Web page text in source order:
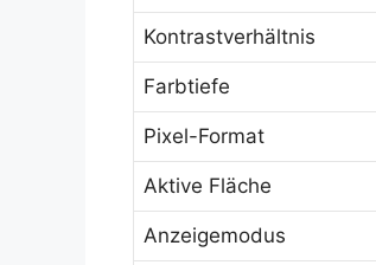
Kontrastverhältnis
Farbtiefe
Pixel-Format
Aktive Fläche
Anzeigemodus